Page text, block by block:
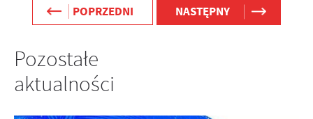
POPRZEDNI
NASTĘPNY
Pozostałe
aktualności